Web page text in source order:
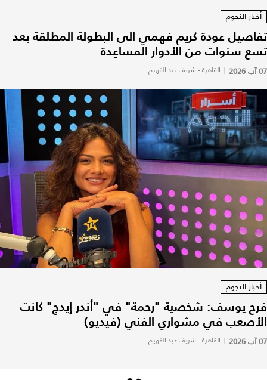
أخبار النجوم
تفاصيل عودة كريم فهمي الى البطولة المطلقة بعد
تسع سنوات من الأدوار المساعِدة
07 آب 2026 | القاهرة - شريف عبد الفهيم
أخبار النجوم
فرح يوسف: شخصية "رحمة" في "أندر إيدج" كانت
الأصعب في مشواري الفني (فيديو)
07 آب 2026 | القاهرة - شريف عبد الفهيم